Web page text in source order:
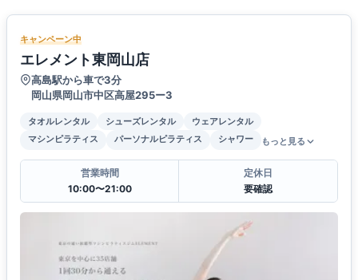
キャンペーン中
エレメント東岡山店
高島駅から車で3分
岡山県岡山市中区高屋295ー3
タオルレンタル シューズレンタル
ウェアレンタル
マシンピラティス
パーソナルピラティス シャワー もっと見る
営業時間
10:00〜21:00
定休日
要確認